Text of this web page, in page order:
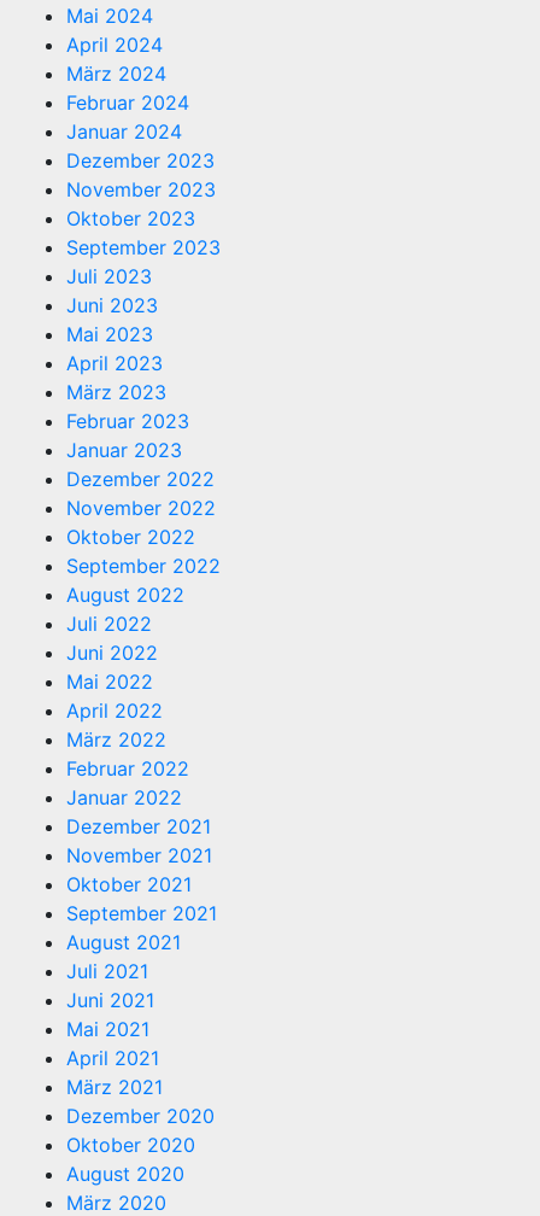
Mai 2024
April 2024
März 2024
Februar 2024
Januar 2024
Dezember 2023
November 2023
Oktober 2023
September 2023
Juli 2023
Juni 2023
Mai 2023
April 2023
März 2023
Februar 2023
Januar 2023
Dezember 2022
November 2022
Oktober 2022
September 2022
August 2022
Juli 2022
Juni 2022
Mai 2022
April 2022
März 2022
Februar 2022
Januar 2022
Dezember 2021
November 2021
Oktober 2021
September 2021
August 2021
Juli 2021
Juni 2021
Mai 2021
April 2021
März 2021
Dezember 2020
Oktober 2020
August 2020
März 2020